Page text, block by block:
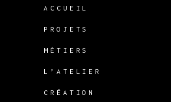
ACCUEIL
PROJETS
MÉTIERS
L’ATELIER
CRÉATION